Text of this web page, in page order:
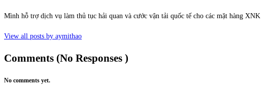
Mình hỗ trợ dịch vụ làm thủ tục hải quan và cước vận tải quốc tế cho các mặt hàng XNK
View all posts by aymithao
Comments (No Responses )
No comments yet.